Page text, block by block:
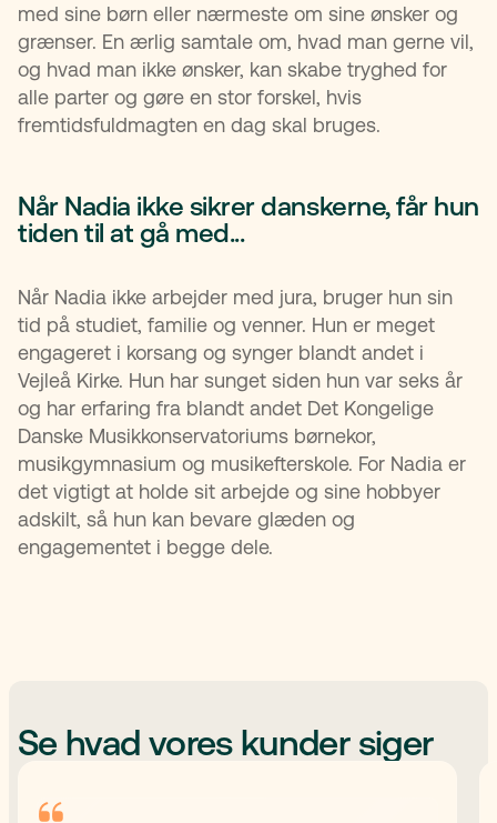
med sine børn eller nærmeste om sine ønsker og
grænser. En ærlig samtale om, hvad man gerne vil,
og hvad man ikke ønsker, kan skabe tryghed for
alle parter og gøre en stor forskel, hvis
fremtidsfuldmagten en dag skal bruges.
Når Nadia ikke sikrer danskerne, får hun
tiden til at gå med...
Når Nadia ikke arbejder med jura, bruger hun sin
tid på studiet, familie og venner. Hun er meget
engageret i korsang og synger blandt andet i
Vejleå Kirke. Hun har sunget siden hun var seks år
og har erfaring fra blandt andet Det Kongelige
Danske Musikkonservatoriums børnekor,
musikgymnasium og musikefterskole. For Nadia er
det vigtigt at holde sit arbejde og sine hobbyer
adskilt, så hun kan bevare glæden og
engagementet i begge dele.
Se hvad vores kunder siger